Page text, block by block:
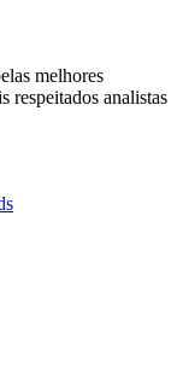
melhores
respeitados analistas